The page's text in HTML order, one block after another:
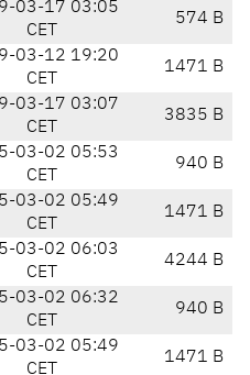
03-17 03:05
CET
574 B
03-12 19:20
CET
1471 B
03-17 03:07
CET
3835 B
03-02 05:53
CET
940 B
03-02 05:49
CET
1471 B
03-02 06:03
CET
4244 B
03-02 06:32
CET
940 B
03-02 05:49
CET
1471 B